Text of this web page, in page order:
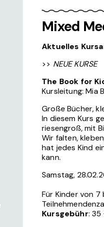
Mixed
Aktuelles
>> NEUE KURSE
The Book for
Kursleitung: Mia
Große Bücher,
In diesem Kurs
riesengroß, mit
Wir falten,
hat jedes Kind
kann.
Samstag,
Für Kinder von 7
Kursgebühr: